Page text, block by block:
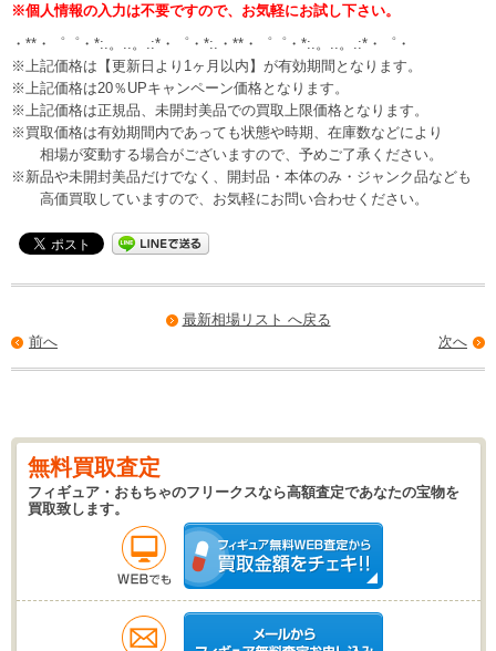
※個人情報の入力は不要ですので、お気軽にお試し下さい。
・**・゜゜・*:.。..。.:*・゜・*:.・**・゜゜・*:.。..。.:*・゜・
※上記価格は【更新日より1ヶ月以内】が有効期間となります。
※上記価格は20％UPキャンペーン価格となります。
※上記価格は正規品、未開封美品での買取上限価格となります。
※買取価格は有効期間内であっても状態や時期、在庫数などにより
相場が変動する場合がございますので、予めご了承ください。
※新品や未開封美品だけでなく、開封品・本体のみ・ジャンク品なども
高価買取していますので、お気軽にお問い合わせください。
最新相場リスト へ戻る
次へ
前へ
無料買取査定
フィギュア・おもちゃのフリークスなら高額査定であなたの宝物を
買取致します。